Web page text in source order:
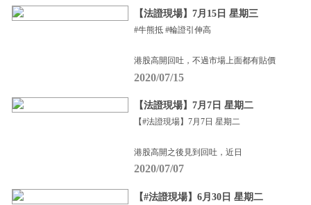
【法證現場】7月15日 星期三
#牛熊抵 #輪證引伸高
港股高開回吐，不過市場上面都有貼價
2020/07/15
【法證現場】7月7日 星期二
【#法證現場】7月7日 星期二
港股高開之後見到回吐，近日
2020/07/07
【#法證現場】6月30日 星期二